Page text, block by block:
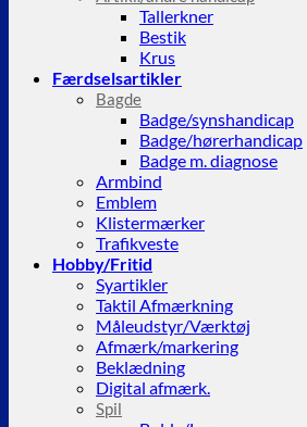
Tallerkner
Bestik
Krus
Færdselsartikler
Bagde
Badge/synshandicap
Badge/hørerhandicap
Badge m. diagnose
Armbind
Emblem
Klistermærker
Trafikveste
Hobby/Fritid
Syartikler
Taktil Afmærkning
Måleudstyr/Værktøj
Afmærk/markering
Beklædning
Digital afmærk.
Spil